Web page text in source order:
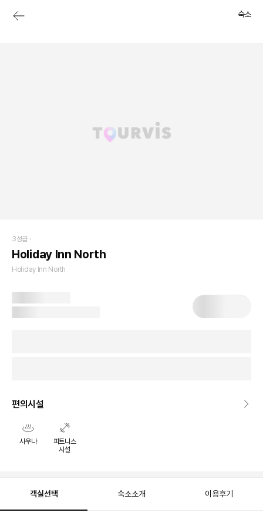
숙소
3성급 ·
Holiday Inn North
Holiday Inn North
편의시설
사우나
피트니스
시설
객실선택 숙소소개 이용후기